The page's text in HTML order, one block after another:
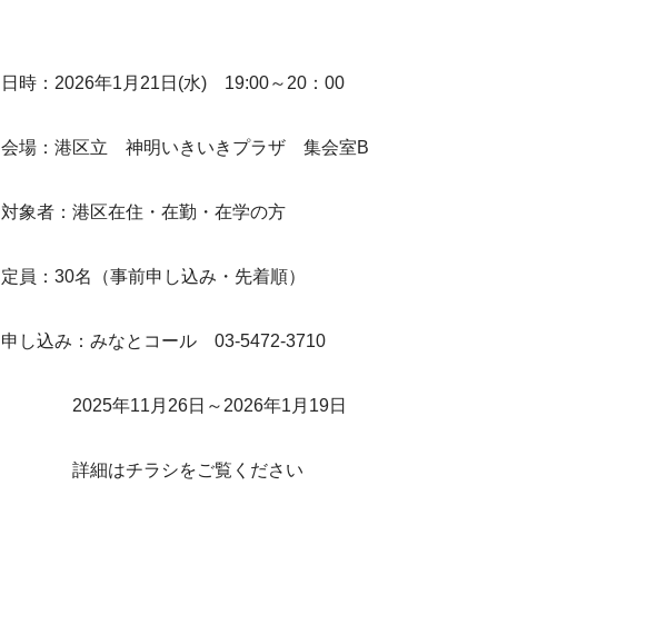
日時：2026年1月21日(水)　19:00～20：00
会場：港区立　神明いきいきプラザ　集会室B
対象者：港区在住・在勤・在学の方
定員：30名（事前申し込み・先着順）
申し込み：みなとコール　03-5472-3710
2025年11月26日～2026年1月19日
詳細はチラシをご覧ください